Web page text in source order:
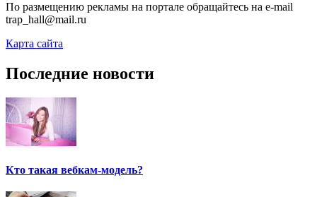
По размещению рекламы на портале обращайтесь на e-mail
trap_hall@mail.ru
Карта сайта
Последние новости
Кто такая вебкам-модель?